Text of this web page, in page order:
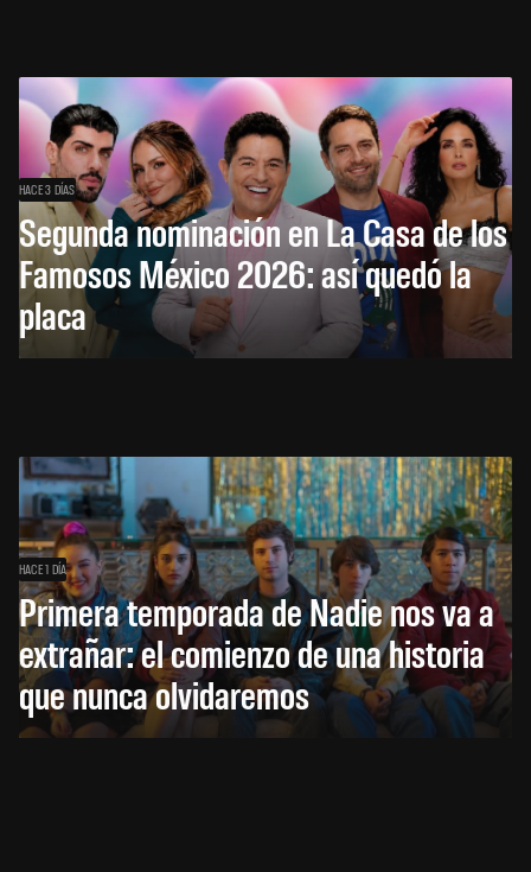
HACE 3 DÍAS
Segunda nominación en La Casa de los
Famosos México 2026: así quedó la
placa
HACE 1 DÍA
Primera temporada de Nadie nos va a
extrañar: el comienzo de una historia
que nunca olvidaremos